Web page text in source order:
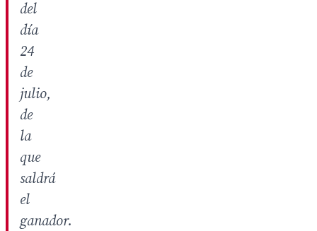
del
día
24
de
julio,
de
la
que
saldrá
el
ganador.